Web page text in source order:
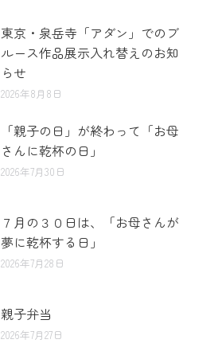
東京・泉岳寺「アダン」でのブ
ルース作品展示入れ替えのお知
らせ
2026年8月8日
「親子の日」が終わって「お母
さんに乾杯の日」
2026年7月30日
７月の３０日は、「お母さんが
夢に乾杯する日」
2026年7月28日
親子弁当
2026年7月27日